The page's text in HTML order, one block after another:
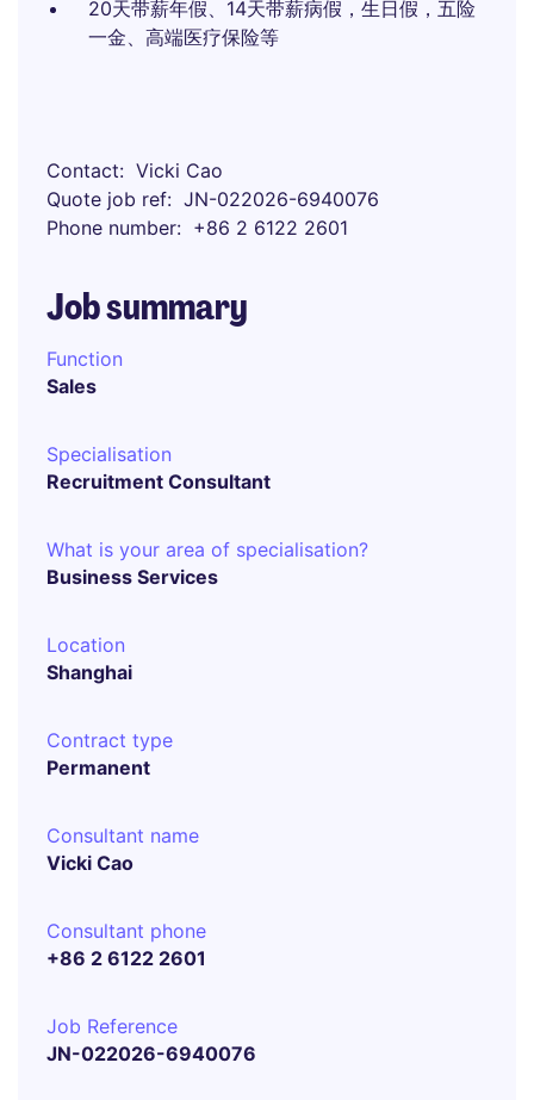
20天带薪年假、14天带薪病假，生日假，五险
一金、高端医疗保险等
Contact
Vicki Cao
Quote job ref
JN-022026-6940076
Phone number
+86 2 6122 2601
Job summary
Function
Sales
Specialisation
Recruitment Consultant
What is your area of specialisation?
Business Services
Location
Shanghai
Contract type
Permanent
Consultant name
Vicki Cao
Consultant phone
+86 2 6122 2601
Job Reference
JN-022026-6940076